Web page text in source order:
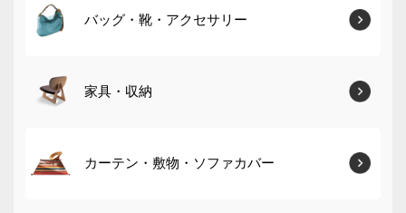
バッグ・靴・アクセサリー
家具・収納
カーテン・敷物・ソファカバー